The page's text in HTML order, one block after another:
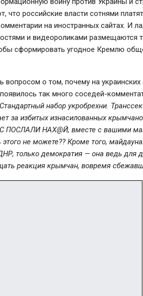
что российские власти сотнями
на иностранных сайтах. И
и видеороликами размещаются
сформировать угодное Кремлю
вопросом о том, почему на
так много соседей-
набор укробрехни.
за избитых изнасилованных
ПОСЛАЛИ НАХ@Й, вместе с вашими
не можете?? Кроме того,
только демократия — она ведь для
реакция крымчан, вовремя